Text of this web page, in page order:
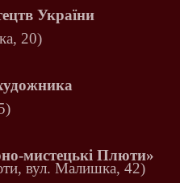
України
20)
мистецькі Плюти»
вул. Малишка, 42)